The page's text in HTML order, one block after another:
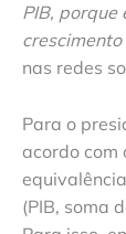
PIB,
nas redes
Para o
acordo com
(PIB, soma